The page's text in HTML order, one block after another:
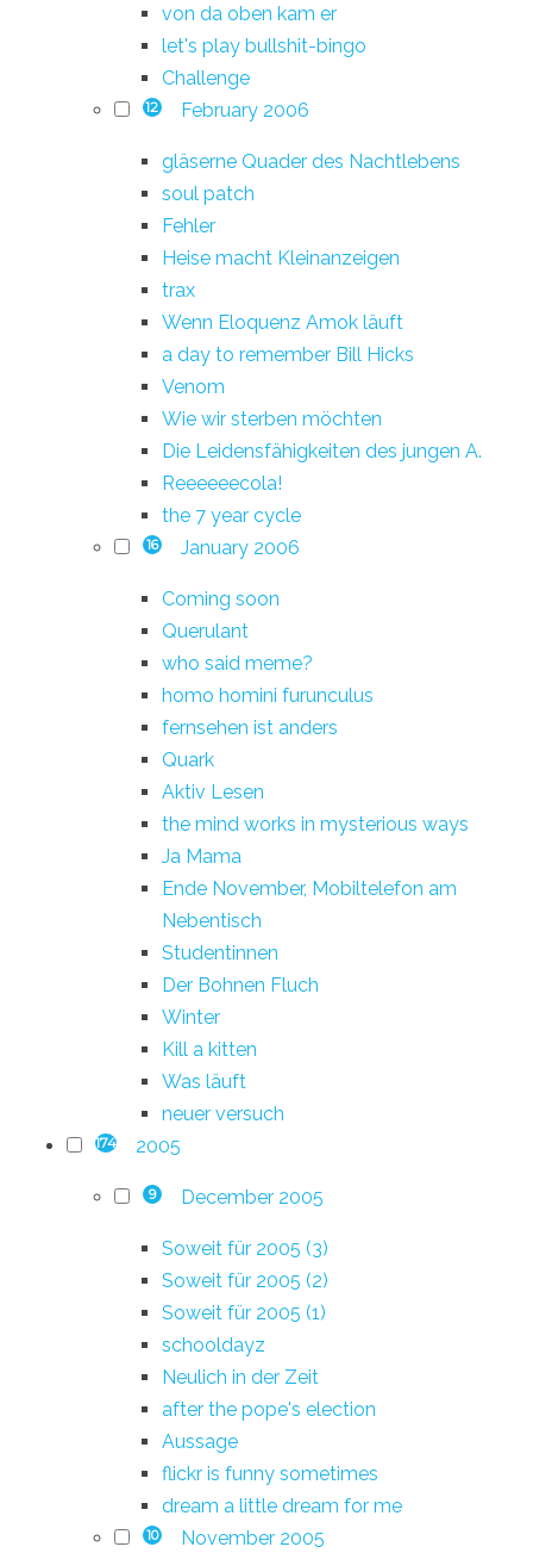
von da oben kam er
let's play bullshit-bingo
Challenge
12 February 2006
gläserne Quader des Nachtlebens
soul patch
Fehler
Heise macht Kleinanzeigen
trax
Wenn Eloquenz Amok läuft
a day to remember Bill Hicks
Venom
Wie wir sterben möchten
Die Leidensfähigkeiten des jungen A.
Reeeeeecola!
the 7 year cycle
16 January 2006
Coming soon
Querulant
who said meme?
homo homini furunculus
fernsehen ist anders
Quark
Aktiv Lesen
the mind works in mysterious ways
Ja Mama
Ende November, Mobiltelefon am
Nebentisch
Studentinnen
Der Bohnen Fluch
Winter
Kill a kitten
Was läuft
neuer versuch
174 2005
9 December 2005
Soweit für 2005 (3)
Soweit für 2005 (2)
Soweit für 2005 (1)
schooldayz
Neulich in der Zeit
after the pope's election
Aussage
flickr is funny sometimes
dream a little dream for me
10 November 2005